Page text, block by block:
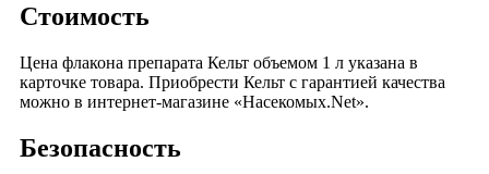
Стоимость
Цена флакона препарата Кельт объемом 1 л указана в
карточке товара. Приобрести Кельт с гарантией качества
можно в интернет-магазине «Насекомых.Net».
Безопасность